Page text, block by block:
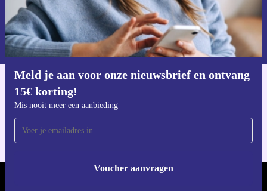
Meld je aan voor onze nieuwsbrief en ontvang
15€ korting!
Mis nooit meer een aanbieding
Voucher aanvragen
Voucher aanvragen
Informatie over het gebruik van persoonsgegevens vind je in ons
privacybeleid.
Voor iOS en Android